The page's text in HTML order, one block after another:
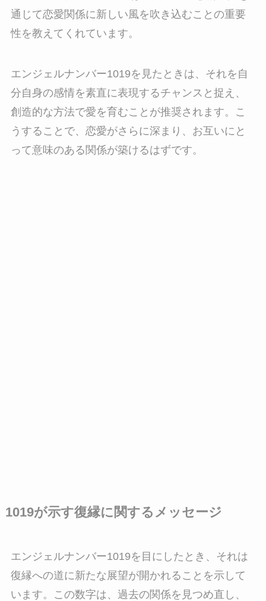
通じて恋愛関係に新しい風を吹き込むことの重要
性を教えてくれています。
エンジェルナンバー1019を見たときは、それを自
分自身の感情を素直に表現するチャンスと捉え、
創造的な方法で愛を育むことが推奨されます。こ
うすることで、恋愛がさらに深まり、お互いにと
って意味のある関係が築けるはずです。
1019が示す復縁に関するメッセージ
エンジェルナンバー1019を目にしたとき、それは
復縁への道に新たな展望が開かれることを示して
います。この数字は、過去の関係を見つめ直し、